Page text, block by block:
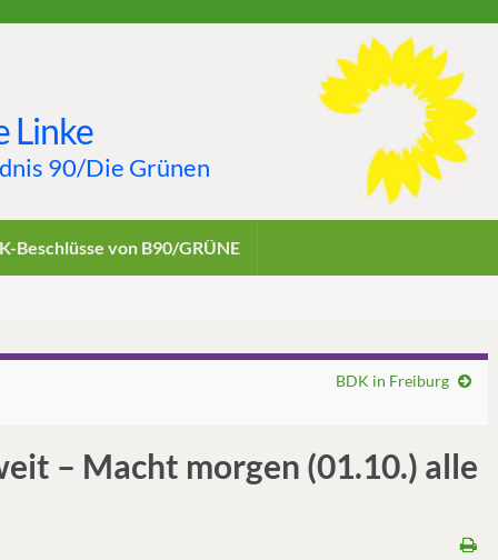
Linke
90/Die Grünen
Beschlüsse von B90/GRÜNE
BDK in Freiburg
– Macht morgen (01.10.) alle